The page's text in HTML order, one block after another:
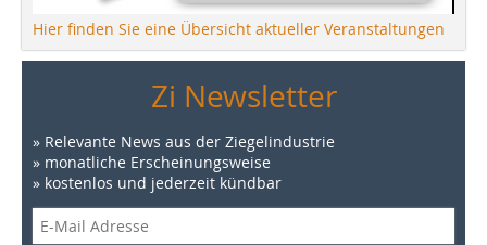
Hier finden Sie eine Übersicht aktueller Veranstaltungen
Zi Newsletter
» Relevante News aus der Ziegelindustrie
» monatliche Erscheinungsweise
» kostenlos und jederzeit kündbar